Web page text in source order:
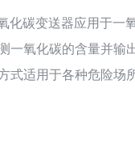
化碳变送器应用于一
一氧化碳的含量并输
适用于各种危险场所